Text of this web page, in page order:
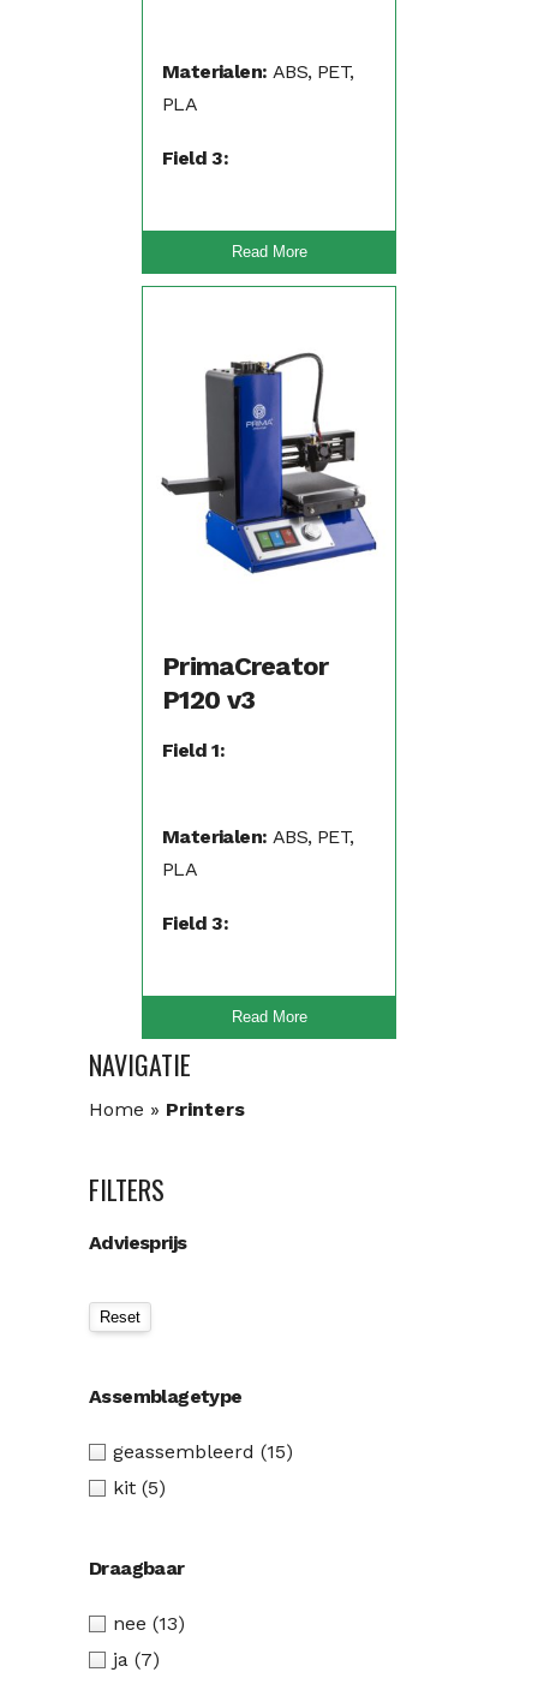
Materialen: ABS, PET,
PLA
Field 3:
Read More
PrimaCreator
P120 v3
Field 1:
Materialen: ABS, PET,
PLA
Field 3:
Read More
NAVIGATIE
Home » Printers
FILTERS
Adviesprijs
Assemblagetype
geassembleerd (15)
kit (5)
Draagbaar
nee (13)
ja (7)